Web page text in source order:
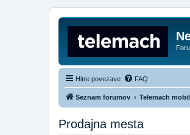
Hitre povezave FAQ
Seznam forumov Telemach
Prodajna mesta